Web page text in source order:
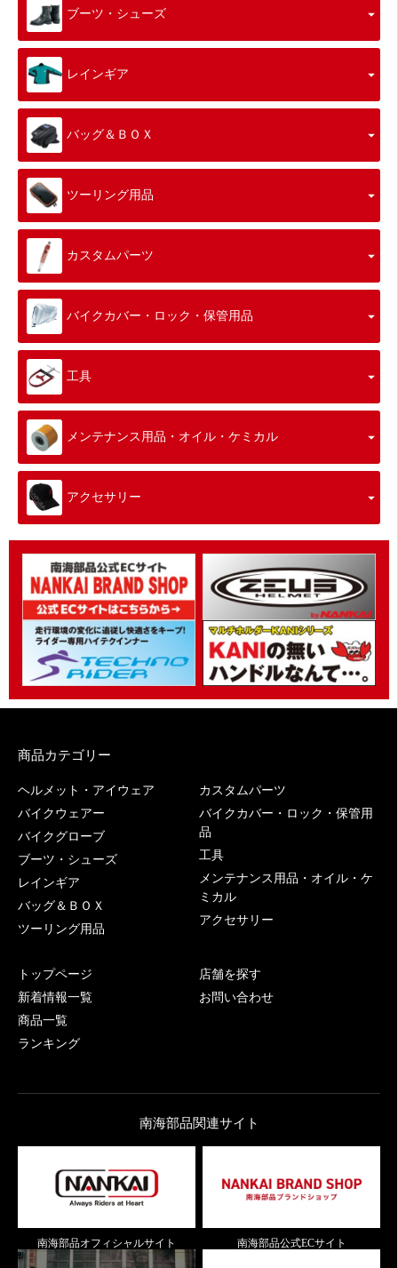
ブーツ・シューズ
レインギア
バッグ＆ＢＯＸ
ツーリング用品
カスタムパーツ
バイクカバー・ロック・保管用品
工具
メンテナンス用品・オイル・ケミカル
アクセサリー
商品カテゴリー
ヘルメット・アイウェア
バイクウェアー
バイクグローブ
ブーツ・シューズ
レインギア
バッグ＆ＢＯＸ
ツーリング用品
カスタムパーツ
バイクカバー・ロック・保管用
品
工具
メンテナンス用品・オイル・ケ
ミカル
アクセサリー
トップページ
新着情報一覧
商品一覧
ランキング
店舗を探す
お問い合わせ
南海部品関連サイト
南海部品オフィシャルサイト 南海部品公式ECサイト